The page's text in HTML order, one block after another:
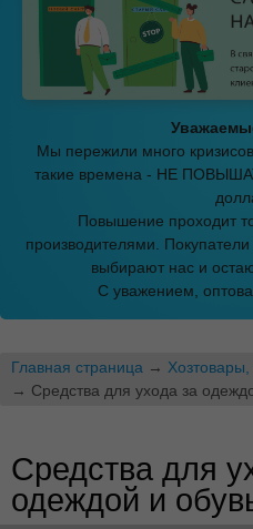
Мы пережили много
такие времена - НЕ
Повышение проходит
производителями.
выбирают нас и
С уважением,
Главная страница → Хозтовары,
→ Средства для ухода за
Средства для
одеждой и